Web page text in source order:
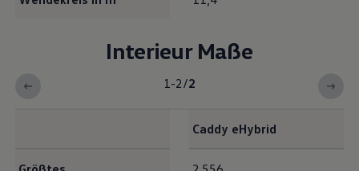
Interieur Maße
1-2/2
Caddy eHybrid